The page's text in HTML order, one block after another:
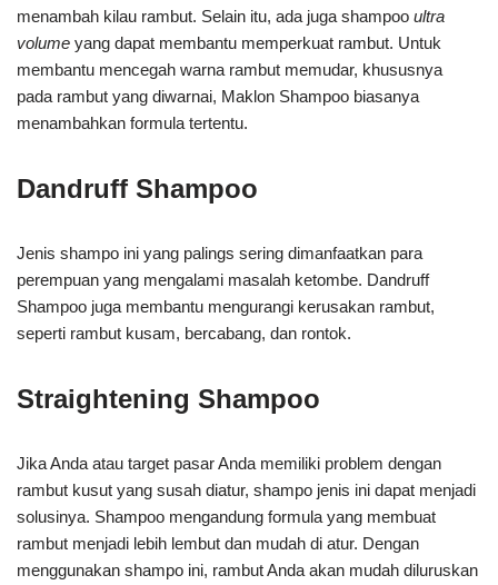
menambah kilau rambut. Selain itu, ada juga shampoo ultra
volume yang dapat membantu memperkuat rambut. Untuk
membantu mencegah warna rambut memudar, khususnya
pada rambut yang diwarnai, Maklon Shampoo biasanya
menambahkan formula tertentu.
Dandruff Shampoo
Jenis shampo ini yang palings sering dimanfaatkan para
perempuan yang mengalami masalah ketombe. Dandruff
Shampoo juga membantu mengurangi kerusakan rambut,
seperti rambut kusam, bercabang, dan rontok.
Straightening Shampoo
Jika Anda atau target pasar Anda memiliki problem dengan
rambut kusut yang susah diatur, shampo jenis ini dapat menjadi
solusinya. Shampoo mengandung formula yang membuat
rambut menjadi lebih lembut dan mudah di atur. Dengan
menggunakan shampo ini, rambut Anda akan mudah diluruskan